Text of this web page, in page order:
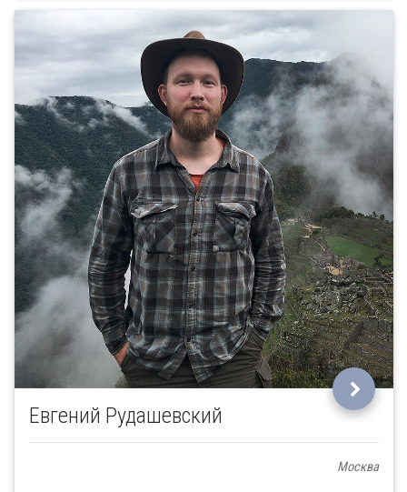
Евгений Рудашевский
Москва